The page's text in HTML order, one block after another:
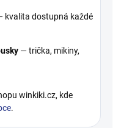
kvalita dostupná každé
— trička, mikiny,
winkiki.cz, kde
.